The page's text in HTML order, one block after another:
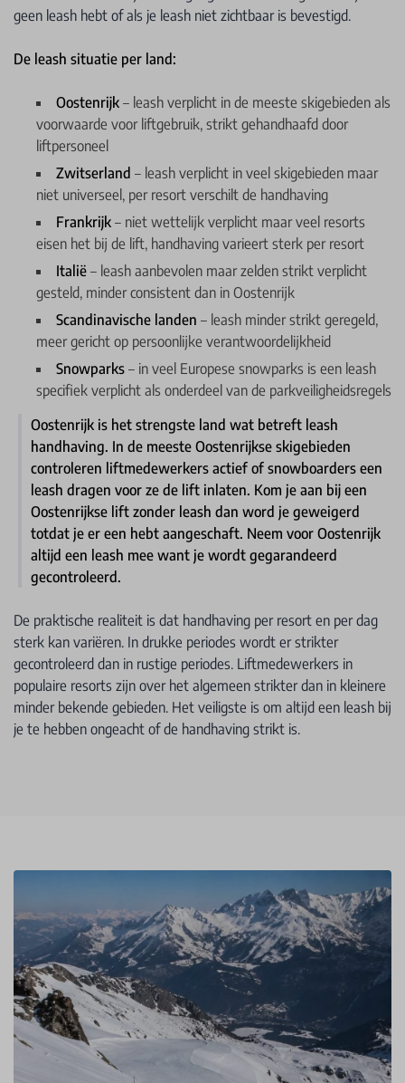
geen leash hebt of als je leash niet zichtbaar is bevestigd.
De leash situatie per land:
Oostenrijk – leash verplicht in de meeste skigebieden als
voorwaarde voor liftgebruik, strikt gehandhaafd door
liftpersoneel
Zwitserland – leash verplicht in veel skigebieden maar
niet universeel, per resort verschilt de handhaving
Frankrijk – niet wettelijk verplicht maar veel resorts
eisen het bij de lift, handhaving varieert sterk per resort
Italië – leash aanbevolen maar zelden strikt verplicht
gesteld, minder consistent dan in Oostenrijk
Scandinavische landen – leash minder strikt geregeld,
meer gericht op persoonlijke verantwoordelijkheid
Snowparks – in veel Europese snowparks is een leash
specifiek verplicht als onderdeel van de parkveiligheidsregels
Oostenrijk is het strengste land wat betreft leash
handhaving. In de meeste Oostenrijkse skigebieden
controleren liftmedewerkers actief of snowboarders een
leash dragen voor ze de lift inlaten. Kom je aan bij een
Oostenrijkse lift zonder leash dan word je geweigerd
totdat je er een hebt aangeschaft. Neem voor Oostenrijk
altijd een leash mee want je wordt gegarandeerd
gecontroleerd.
De praktische realiteit is dat handhaving per resort en per dag
sterk kan variëren. In drukke periodes wordt er strikter
gecontroleerd dan in rustige periodes. Liftmedewerkers in
populaire resorts zijn over het algemeen strikter dan in kleinere
minder bekende gebieden. Het veiligste is om altijd een leash bij
je te hebben ongeacht of de handhaving strikt is.